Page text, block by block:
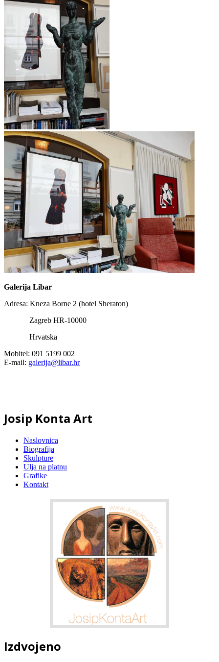
Galerija Libar
Adresa: Kneza Borne 2 (hotel Sheraton)
Zagreb HR-10000
Hrvatska
Mobitel: 091 5199 002
E-mail: galerija@libar.hr
Josip Konta Art
Naslovnica
Biografija
Skulpture
Ulja na platnu
Grafike
Kontakt
Izdvojeno